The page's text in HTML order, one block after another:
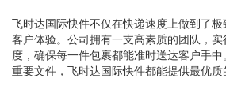
飞时达国际快件不仅在快递速度上做到了
客户体验。公司拥有一支高素质的团队，
度，确保每一件包裹都能准时送达客户手
重要文件，飞时达国际快件都能提供最优质